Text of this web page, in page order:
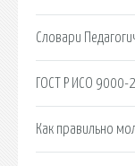
Словари
ГОСТ Р ИСО 9000-
Как правильно